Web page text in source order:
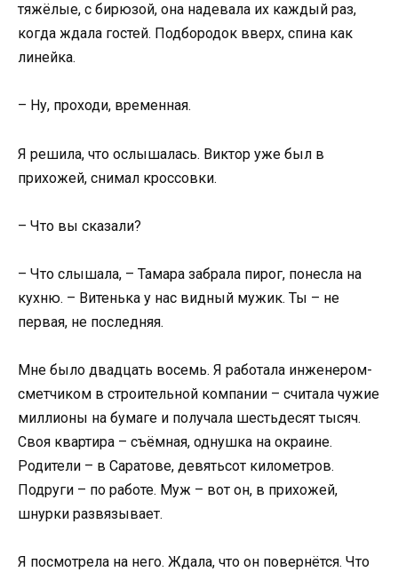
тяжёлые, с бирюзой, она надевала их каждый раз,
когда ждала гостей. Подбородок вверх, спина как
линейка.
– Ну, проходи, временная.
Я решила, что ослышалась. Виктор уже был в
прихожей, снимал кроссовки.
– Что вы сказали?
– Что слышала, – Тамара забрала пирог, понесла на
кухню. – Витенька у нас видный мужик. Ты – не
первая, не последняя.
Мне было двадцать восемь. Я работала инженером-
сметчиком в строительной компании – считала чужие
миллионы на бумаге и получала шестьдесят тысяч.
Своя квартира – съёмная, однушка на окраине.
Родители – в Саратове, девятьсот километров.
Подруги – по работе. Муж – вот он, в прихожей,
шнурки развязывает.
Я посмотрела на него. Ждала, что он повернётся. Что